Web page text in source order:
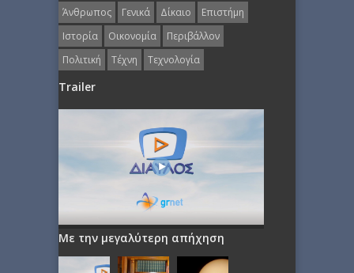
Άνθρωπος Γενικά Δίκαιο
Επιστήμη
Ιστορία
Οικονομία
Περιβάλλον
Πολιτική
Τέχνη Τεχνολογία
Trailer
Με την μεγαλύτερη απήχηση